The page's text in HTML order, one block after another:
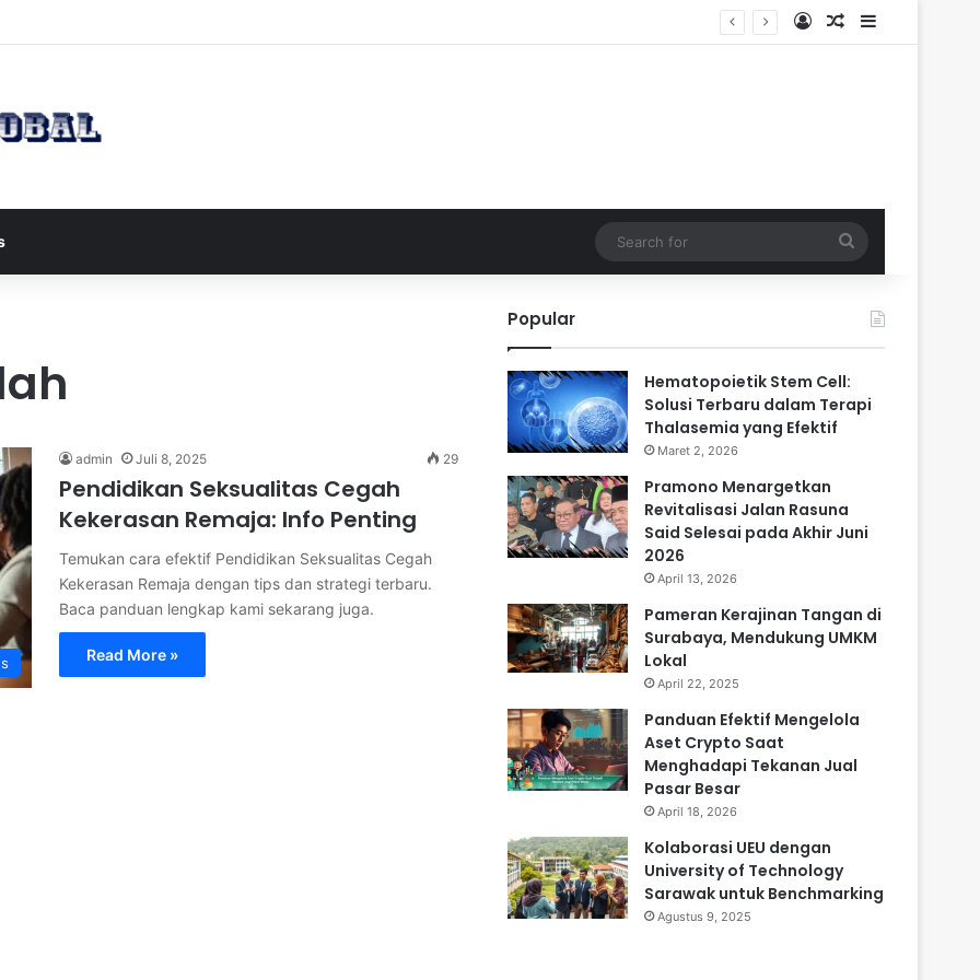
Log InRandom Article
Sidebar
for
admin Juli 8, 2025 29
Pendidikan Seksualitas Cegah
Kekerasan Remaja: Info Penting
Temukan cara efektif Pendidikan Seksualitas Cegah
Kekerasan Remaja dengan tips dan strategi terbaru.
Baca panduan lengkap kami sekarang juga.
Read More »
Popular
Hematopoietik Stem Cell:
Solusi Terbaru dalam Terapi
Thalasemia yang Efektif
Maret 2, 2026
Pramono Menargetkan
Revitalisasi Jalan Rasuna
Said Selesai pada Akhir Juni
2026
April 13, 2026
Pameran Kerajinan Tangan di
Surabaya, Mendukung UMKM
Lokal
April 22, 2025
Panduan Efektif Mengelola
Aset Crypto Saat
Menghadapi Tekanan Jual
Pasar Besar
April 18, 2026
Kolaborasi UEU dengan
University of Technology
Sarawak untuk Benchmarking
Agustus 9, 2025